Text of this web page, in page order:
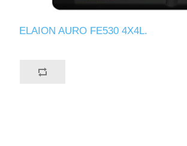
ELAION AURO FE530 4X4L.